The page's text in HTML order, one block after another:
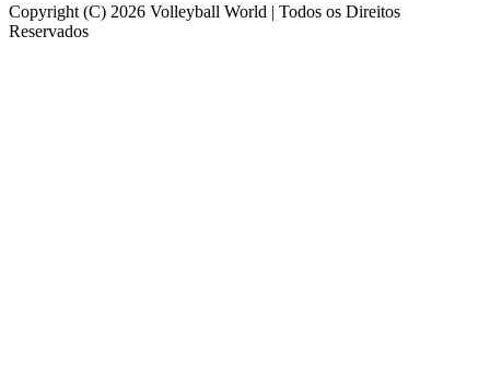
Copyright (C) 2026 Volleyball World | Todos os Direitos
Reservados